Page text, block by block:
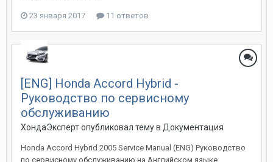
23 января 2017 11 ответов
[ENG] Honda Accord Hybrid -
Руководство по сервисному
обслуживанию
ХондаЭкспертопубликовал тему в Документация
Honda Accord Hybrid 2005 Service Manual (ENG) Руководство
по сервисному обслуживанию на Английском языке